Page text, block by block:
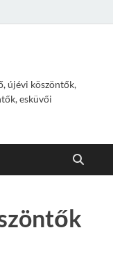
újévi köszöntők,
esküvői